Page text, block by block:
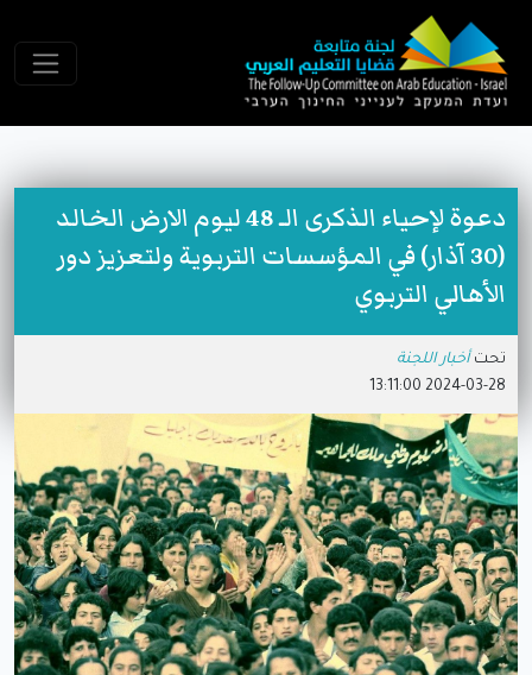
دعوة لإحياء الذكرى الـ 48 ليوم الارض الخالد
(30 آذار) في المؤسسات التربوية ولتعزيز دور
الأهالي التربوي
تحت أخبار اللجنة
2024-03-28 13:11:00